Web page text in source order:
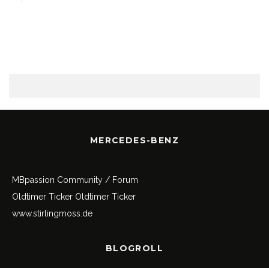
MERCEDES-BENZ
MBpassion Community / Forum
Oldtimer Ticker Oldtimer Ticker
www.stirlingmoss.de
BLOGROLL